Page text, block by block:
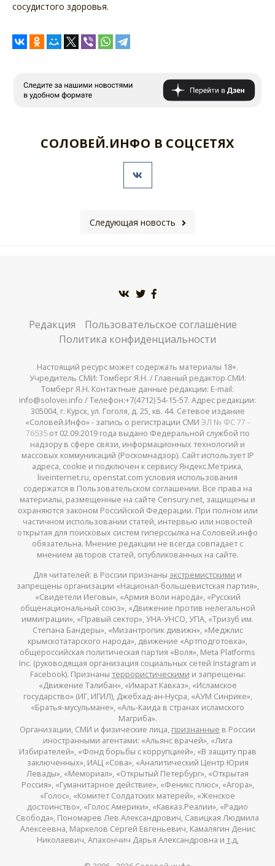
сосудистого здоровья.
СОЛОВЕЙ.ИНФО В СОЦСЕТЯХ
Следующая новость
Редакция
Пользовательское соглашение
Политика конфиденциальности
Настоящий ресурс может содержать материалы 18+.
Учредитель СМИ: Томберг Я.Н. / Главный редактор СМИ:
Томберг Я.Н. Контактные данные редакции: E-mail:
info@solovei.info / Телефон:+7(4712) 54-15-57. Адрес редакции:
305004, г. Курск, ул. Гоголя, д. 25, кв. 44. Сетевое издание
«Соловей.Инфо» - запись о регистрации СМИ ЭЛ № ФС 77 -
76535от 02.09.2019 года выдано Федеральной службой по
надзору в сфере связи, информационных технологий и
массовых коммуникаций (Роскомнадзор). Сайт использует IP
адреса, cookie и подключен к сервису Яндекс.Метрика,
liveinternet.ru, openstat.com условия использования
содержатся в Пользовательском соглашении. Все права на
материалы, размещенные на сайте Censury.net, защищены и
охраняются законом Российской Федерации. При полном или
частичном использовании статей, интервью или новостей
открытая для поисковых систем гиперссылка на Соловей.инфо
обязательна. Мнение редакции не всегда совпадает с
мнением авторов статей, опубликованных на сайте.
Для читателей: в России признаны экстремистскими и
запрещены организации «Национал-большевистская партия»,
«Свидетели Иеговы», «Армия воли народа», «Русский
общенациональный союз», «Движение против нелегальной
иммиграции», «Правый сектор», УНА-УНСО, УПА, «Тризуб им.
Степана Бандеры», «Мизантропик дивижн», «Меджлис
крымскотатарского народа», движение «Артподготовка»,
общероссийская политическая партия «Воля», Meta Platforms
Inc. (руководящая организация социальных сетей Instagram и
Facebook). Признаны террористическими и запрещены:
«Движение Талибан», «Имарат Кавказ», «Исламское
государство» (ИГ, ИГИЛ), Джебхад-ан-Нусра, «АУМ Синрике»,
«Братья-мусульмане», «Аль-Каида в странах исламского
Магриба».
Организации, СМИ и физические лица, признанные в России
иностранными агентами: «Альянс врачей», «Лига
Избирателей», «Фонд борьбы с коррупцией», «В защиту прав
заключенных», ИАЦ «Сова», «Аналитический Центр Юрия
Левады», «Мемориал», «Открытый Петербург», «Открытая
Россия», «Гуманитарное действие», «Феникс плюс», «Агора»,
«Голос», «Комитет Солдатских матерей», «Женское
достоинство», «Голос Америки», «Кавказ.Реалии», «Радио
Свобода», Пономарев Лев Александрович, Савицкая Людмила
Алексеевна, Маркелов Сергей Евгеньевич, Камалягин Денис
Николаевич, Апахончич Дарья Александровна и т.д.